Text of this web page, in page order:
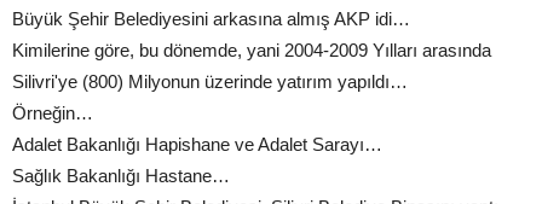
Büyük Şehir Belediyesini arkasına almış AKP idi…
Kimilerine göre, bu dönemde, yani 2004-2009 Yılları arasında
Silivri'ye (800) Milyonun üzerinde yatırım yapıldı…
Örneğin…
Adalet Bakanlığı Hapishane ve Adalet Sarayı…
Sağlık Bakanlığı Hastane…